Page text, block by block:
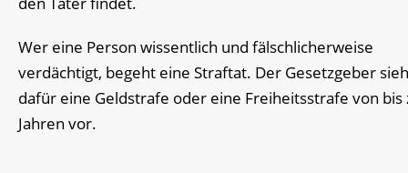
Wer eine Person wissentlich und fälschlicherweise
verdächtigt, begeht eine Straftat. Der Gesetzgeber
dafür eine Geldstrafe oder eine Freiheitsstrafe von bis
Jahren vor.